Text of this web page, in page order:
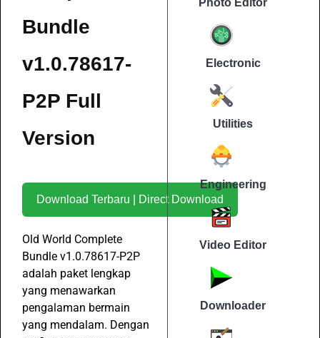
Bundle
v1.0.78617-
P2P Full
Version
Download Terbaru | Direct Download
Old World Complete
Bundle v1.0.78617-P2P
adalah paket lengkap
yang menawarkan
pengalaman bermain
yang mendalam. Dengan
Photo Editor
Electronic
Utilities
Engineering
Video Editor
Downloader